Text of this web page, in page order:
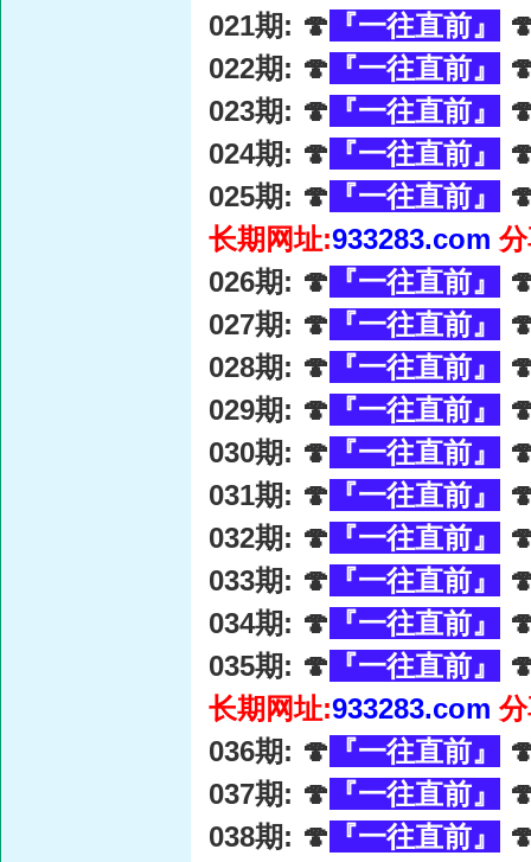
021期: 🍄 『一往直前』
022期: 🍄 『一往直前』
023期: 🍄 『一往直前』
024期: 🍄 『一往直前』
025期: 🍄 『一往直前』
长期网址:933283.com
026期: 🍄 『一往直前』
027期: 🍄 『一往直前』
028期: 🍄 『一往直前』
029期: 🍄 『一往直前』
030期: 🍄 『一往直前』
031期: 🍄 『一往直前』
032期: 🍄 『一往直前』
033期: 🍄 『一往直前』
034期: 🍄 『一往直前』
035期: 🍄 『一往直前』
长期网址:933283.com
036期: 🍄 『一往直前』
037期: 🍄 『一往直前』
038期: 🍄 『一往直前』